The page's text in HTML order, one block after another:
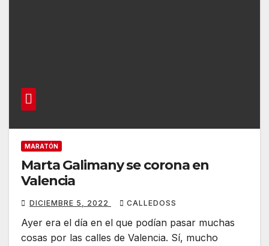
MARATÓN
Marta Galimany se corona en
Valencia
DICIEMBRE 5, 2022 CALLEDOSS
Ayer era el día en el que podían pasar muchas
cosas por las calles de Valencia. Sí, mucho